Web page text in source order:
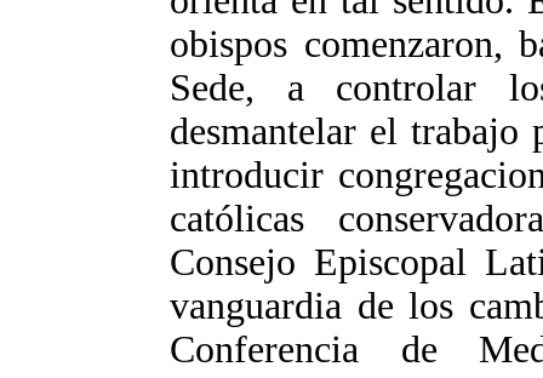
obispos comenzaron,
Sede, a controlar
desmantelar el trabajo
introducir
católicas
Consejo Episcopal
vanguardia de los
Conferencia de